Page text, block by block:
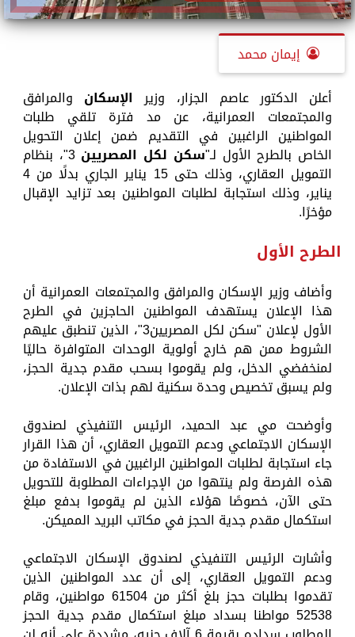
إيمان محمد
أعلن الدكتور عاصم الجزار، وزير الإسكان والمرافق
والمجتمعات العمرانية، عن مد فترة تلقي طلبات
المواطنين الراغبين في التقديم ضمن إعلان التحويل
الخاص بالطرح الأول لـ"سكن لكل المصريين 3"، بنظام
التمويل العقاري، وذلك حتى 15 يناير الجاري بدلًا من 4
يناير، وذلك استجابة لطلبات المواطنين بعد تزايد الإقبال
مؤخرًا.
الطرح الأول
وأضاف وزير الإسكان والمرافق والمجتمعات العمرانية أن
هذا الإعلان يستهدف المواطنين الحاجزين في الطرح
الأول لإعلان "سكن لكل المصريين3"، الذين تنطبق عليهم
الشروط ممن هم خارج أولوية الوحدات المتوافرة حاليًا
لمنخفضي الدخل، ولم يقوموا بسحب مقدم جدية الحجز،
ولم يسبق تخصيص وحدة سكنية لهم بذات الإعلان.
وأوضحت مي عبد الحميد، الرئيس التنفيذي لصندوق
الإسكان الاجتماعي ودعم التمويل العقاري، أن هذا القرار
جاء استجابة لطلبات المواطنين الراغبين في الاستفادة من
هذه الفرصة ولم ينتهوا من الإجراءات المطلوبة للتحويل
حتى الآن، خصوصًا هؤلاء الذين لم يقوموا بدفع مبلغ
استكمال مقدم جدية الحجز في مكاتب البريد المميكن.
وأشارت الرئيس التنفيذي لصندوق الإسكان الاجتماعي
ودعم التمويل العقاري، إلى أن عدد المواطنين الذين
تقدموا بطلبات حجز بلغ أكثر من 61504 مواطنين، وقام
52538 مواطنا بسداد مبلغ استكمال مقدم جدية الحجز